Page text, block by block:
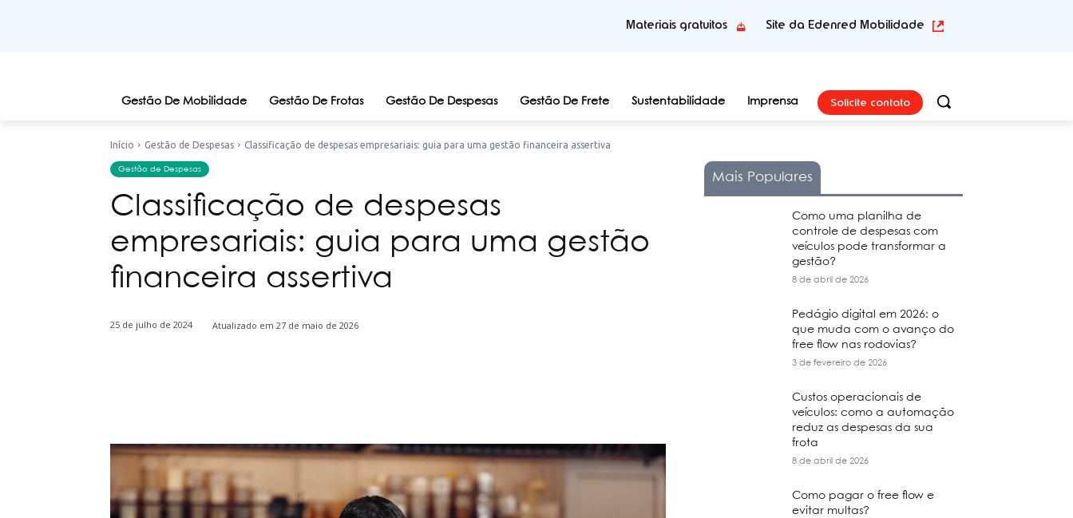
Materiais gratuitos Site da Edenred Mobilidade
Gestão De Mobilidade Gestão De Frotas Gestão De Despesas Gestão De Frete Sustentabilidade Imprensa Solicite contato
Início Gestão de Despesas Classificação de despesas empresariais: guia para uma gestão financeira assertiva
Gestão de Despesas
Classificação de despesas
empresariais: guia para uma gestão
financeira assertiva
25 de julho de 2024 Atualizado em 27 de maio de 2026
Mais Populares
Como uma planilha de
controle de despesas com
veículos pode transformar a
gestão?
8 de abril de 2026
Pedágio digital em 2026: o
que muda com o avanço do
free flow nas rodovias?
3 de fevereiro de 2026
Custos operacionais de
veículos: como a automação
reduz as despesas da sua
frota
8 de abril de 2026
Como pagar o free flow e
evitar multas?